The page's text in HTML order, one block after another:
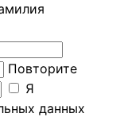
Повторите
Я
данных